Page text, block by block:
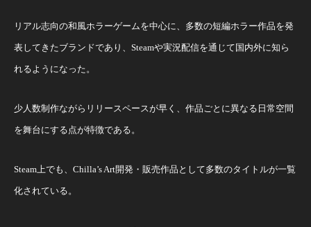
リアル志向の和風ホラーゲームを中心に、多数の短編ホラー作品を発
表してきたブランドであり、Steamや実況配信を通じて国内外に知ら
れるようになった。
少人数制作ながらリリースペースが早く、作品ごとに異なる日常空間
を舞台にする点が特徴である。
Steam上でも、Chilla’s Art開発・販売作品として多数のタイトルが一覧
化されている。